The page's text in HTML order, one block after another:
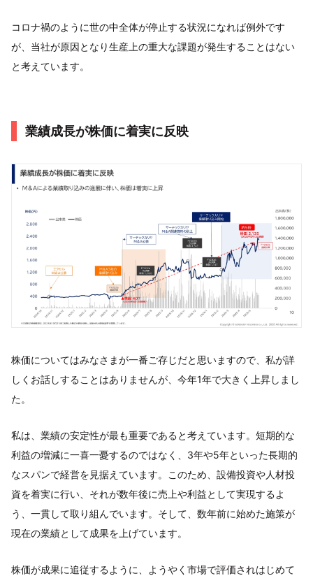
コロナ禍のように世の中全体が停止する状況になれば例外です
が、当社が原因となり生産上の重大な課題が発生することはない
と考えています。
業績成長が株価に着実に反映
株価についてはみなさまが一番ご存じだと思いますので、私が詳
しくお話しすることはありませんが、今年1年で大きく上昇しまし
た。
私は、業績の安定性が最も重要であると考えています。短期的な
利益の増減に一喜一憂するのではなく、3年や5年といった長期的
なスパンで経営を見据えています。このため、設備投資や人材投
資を着実に行い、それが数年後に売上や利益として実現するよ
う、一貫して取り組んでいます。そして、数年前に始めた施策が
現在の業績として成果を上げています。
株価が成果に追従するように、ようやく市場で評価されはじめて